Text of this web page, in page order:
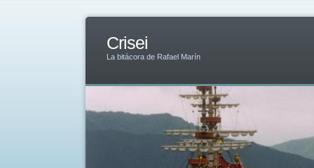
Crisei
La bitácora de Rafael Marín